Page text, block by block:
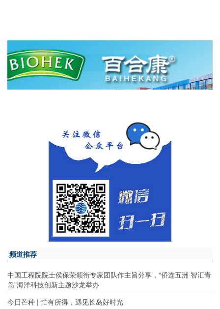
频道推荐
中国工程院院士侯保荣领衔专家团队作主旨分享，“侨连五洲 智汇青
岛”海洋科技创新主题沙龙举办
今日芒种 | 忙有所得，遇见长岛好时光